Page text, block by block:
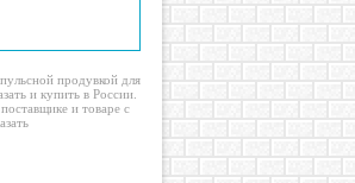
продувкой для
и купить в России.
и товаре с